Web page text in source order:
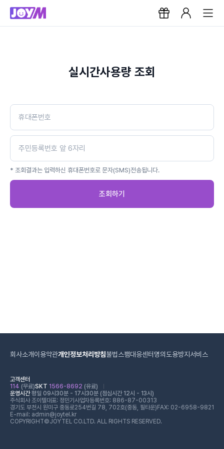
실시간사용량 조회
* 조회결과는 입력하신 휴대폰번호로 문자(SMS)전송됩니다.
조회하기
회사소개이용약관개인정보처리방침불법스팸대응센터 명의도용방지서비스
고객센터
114 (무료)SKT 1566-8692 (유료)
운영시간평일 09시30분 - 17시30분 (점심시간 12시 - 13시)
주식회사 조이텔대표: 정민기 사업자등록번호: 886-87-00313
경기도 부천시 원미구 중동로254번길 78, 702호(중동, 필타운) FAX: 02-6958-9821
E-mail: admin@joytel.kr
COPYRIGHT©JOYTEL CO.LTD. ALL RIGHTS RESERVED.